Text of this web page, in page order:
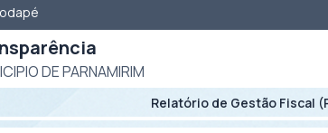
DE PARNAMIRIM
Relatório de Gestão Fiscal